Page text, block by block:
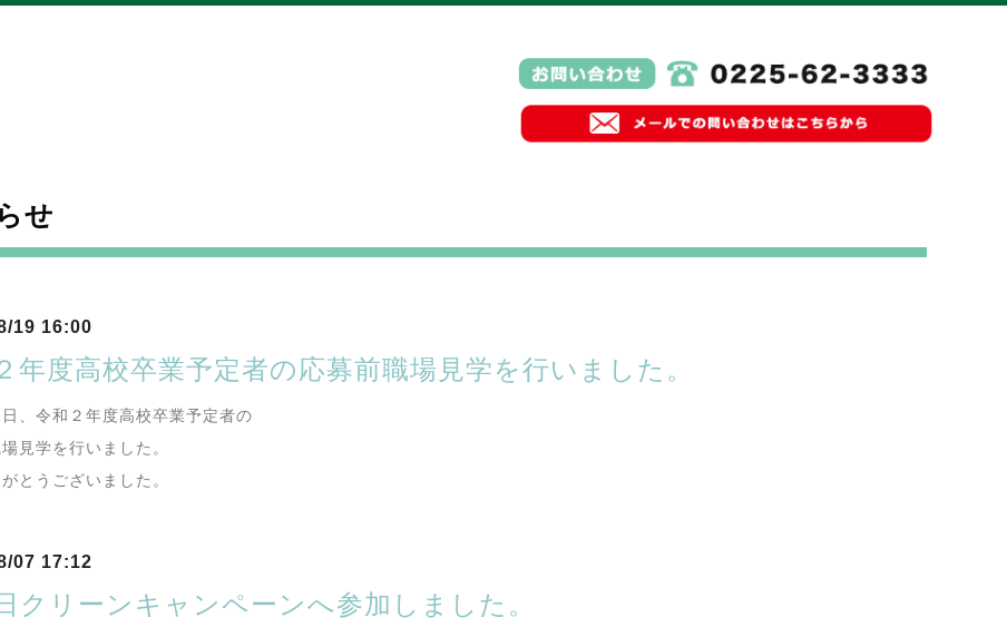
せ
19 16:00
年度高校卒業予定者の応募前職場見学を行いました。
日、令和２年度高校卒業予定者の
見学を行いました。
とうございました。
07 17:12
クリーンキャンペーンへ参加しました。